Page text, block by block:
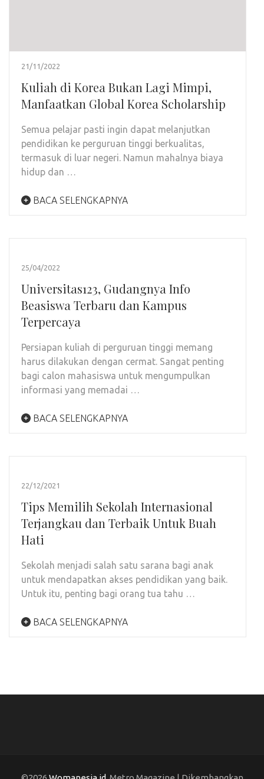
21/11/2022
Kuliah di Korea Bukan Lagi Mimpi,
Manfaatkan Global Korea Scholarship
Semua pelajar pasti ingin dapat melanjutkan
pendidikan ke perguruan tinggi berkualitas,
termasuk di luar negeri. Namun mahalnya biaya
hidup dan …
BACA SELENGKAPNYA
25/04/2022
Universitas123, Gudangnya Info
Beasiswa Terbaru dan Kampus
Terpercaya
Persiapan kuliah di perguruan tinggi memang
harus dilakukan dengan cermat. Sangat penting
bagi calon mahasiswa untuk mengumpulkan
informasi yang memadai …
BACA SELENGKAPNYA
22/12/2021
Tips Memilih Sekolah Internasional
Terjangkau dan Terbaik Untuk Buah
Hati
Sekolah menjadi salah satu sarana bagi anak
untuk mendapatkan akses pendidikan yang baik.
Untuk itu, penting bagi orang tua tahu …
BACA SELENGKAPNYA